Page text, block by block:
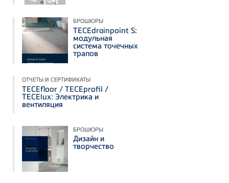
БРОШЮРЫ
TECEdrainpoint S:
модульная
система точечных
трапов
ОТЧЕТЫ И СЕРТИФИКАТЫ
TECEfloor / TECEprofil /
TECElux: Электрика и
вентиляция
БРОШЮРЫ
Дизайн и
творчество